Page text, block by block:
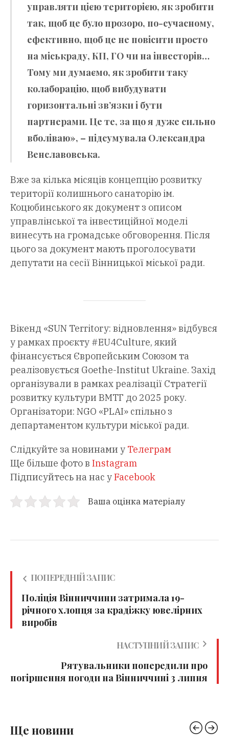
управляти цією територією, як зробити
так, щоб це було прозоро, по-сучасному,
ефективно, щоб це не повісити просто
на міськраду, КП, ГО чи на інвесторів…
Тому ми думаємо, як зробити таку
колаборацію, щоб вибудувати
горизонтальні зв’язки і бути
партнерами. Це те, за що я дуже сильно
вболіваю», – підсумувала Олександра
Венславовська.
Вже за кілька місяців концепцію розвитку
території колишнього санаторію ім.
Коцюбинського як документ з описом
управлінської та інвестиційної моделі
винесуть на громадське обговорення. Після
цього за документ мають проголосувати
депутати на сесії Вінницької міської ради.
Вікенд «SUN Territory: відновлення» відбувся
у рамках проєкту #EU4Culture, який
фінансується Європейським Союзом та
реалізовується Goethe-Institut Ukraine. Захід
організували в рамках реалізації Стратегії
розвитку культури ВМТГ до 2025 року.
Організатори: NGO «PLAI» спільно з
департаментом культури міської ради.
Слідкуйте за новинами у Телеграм
Ще більше фото в Instagram
Підписуйтесь на нас уFacebook
Ваша оцінка матеріалу
ПОПЕРЕДНІЙ ЗАПИС
Поліція Вінниччини затримала 19-
річного хлопця за крадіжку ювелірних
виробів
НАСТУПНИЙ ЗАПИС
Рятувальники попередили про
погіршення погоди на Вінниччині 3 липня
Ще новини